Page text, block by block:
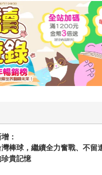
：
棒球，繼續全力奮戰、不留
珍貴記憶